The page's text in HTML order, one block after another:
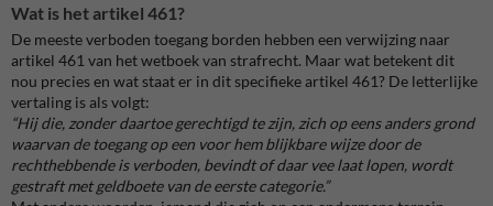
Wat is het artikel 461?
De meeste verboden toegang borden hebben een verwijzing naar
artikel 461 van het wetboek van strafrecht. Maar wat betekent dit
nou precies en wat staat er in dit specifieke artikel 461? De letterlijke
vertaling is als volgt:
“Hij die, zonder daartoe gerechtigd te zijn, zich op eens anders grond
waarvan de toegang op een voor hem blijkbare wijze door de
rechthebbende is verboden, bevindt of daar vee laat lopen, wordt
gestraft met geldboete van de eerste categorie.”